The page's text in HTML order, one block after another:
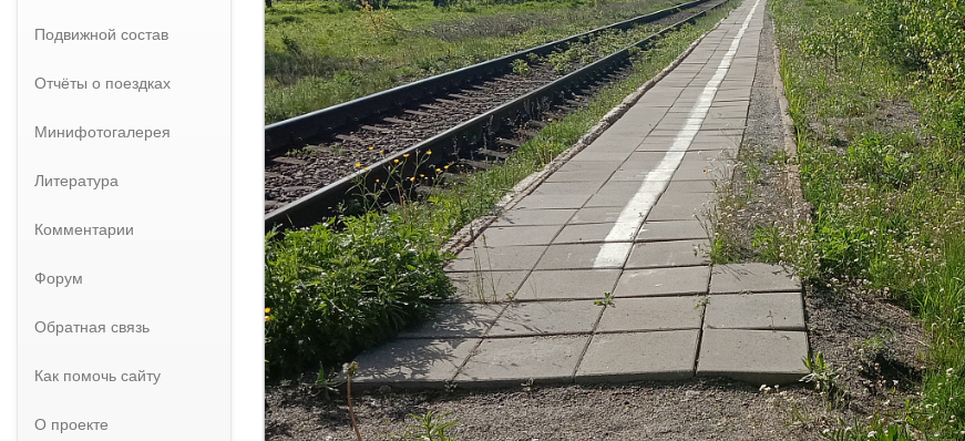
Подвижной состав
Отчёты о поездках
Минифотогалерея
Литература
Комментарии
Форум
Обратная связь
Как помочь сайту
О проекте